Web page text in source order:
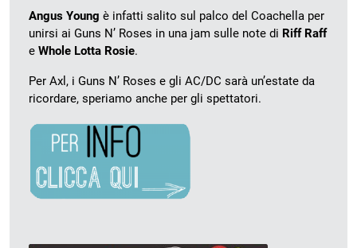
Angus Young è infatti salito sul palco del Coachella per
unirsi ai Guns N’ Roses in una jam sulle note di Riff Raff
e Whole Lotta Rosie.
Per Axl, i Guns N’ Roses e gli AC/DC sarà un’estate da
ricordare, speriamo anche per gli spettatori.